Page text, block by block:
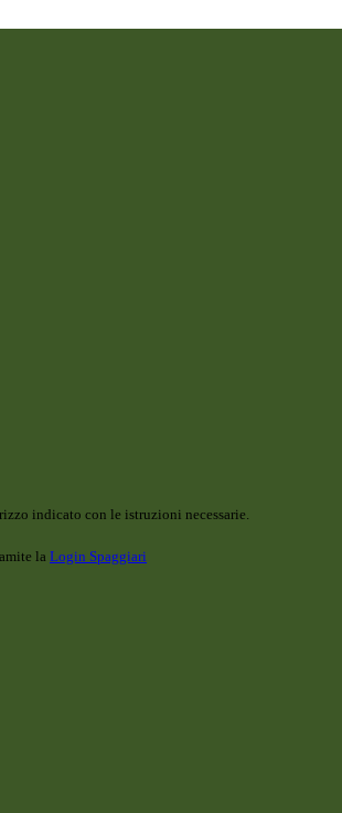
indicato con le istruzioni necessarie.
la Login Spaggiari